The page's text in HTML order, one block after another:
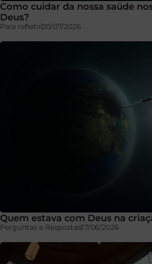
Como cuidar da nossa saúde
Deus?
Para refletir20/07/2026
Quem estava com Deus na
Perguntas e Respostas17/06/2026